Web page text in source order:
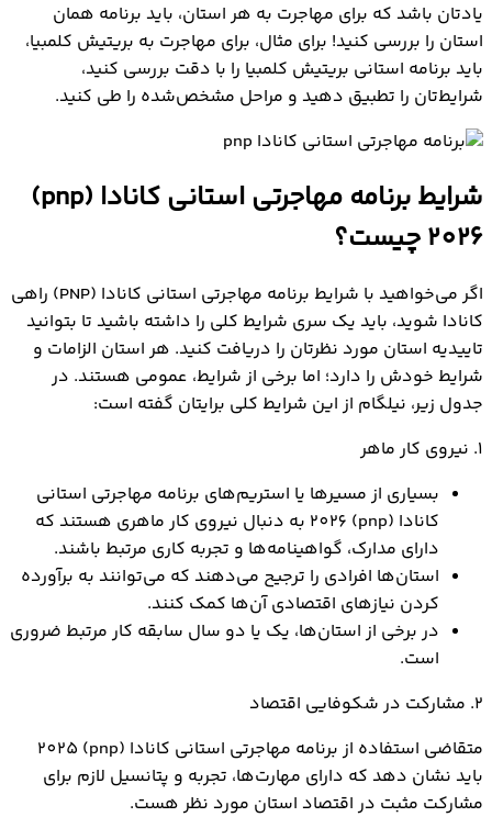
یادتان باشد که برای مهاجرت به هر استان، باید برنامه همان
استان را بررسی کنید! برای مثال، برای مهاجرت به بریتیش کلمبیا،
باید برنامه استانی بریتیش کلمبیا را با دقت بررسی کنید،
شرایط‌تان را تطبیق دهید و مراحل مشخص‌شده را طی کنید.
شرایط برنامه مهاجرتی استانی کانادا (pnp)
2026 چیست؟
اگر می‌خواهید با شرایط برنامه مهاجرتی استانی کانادا (PNP) راهی
کانادا شوید، باید یک سری شرایط کلی را داشته باشید تا بتوانید
تاییدیه استان مورد نظرتان را دریافت کنید. هر استان الزامات و
شرایط خودش را دارد؛ اما برخی از شرایط، عمومی هستند. در
جدول زیر، نیلگام از این شرایط کلی برایتان گفته است:
1. نیروی کار ماهر
بسیاری از مسیرها یا استریم‌های برنامه مهاجرتی استانی
کانادا (pnp) 2026 به دنبال نیروی کار ماهری هستند که
دارای مدارک، گواهینامه‌ها و تجربه کاری مرتبط باشند.
استان‌ها افرادی را ترجیح می‌دهند که می‌توانند به برآورده
کردن نیازهای اقتصادی آن‌ها کمک کنند.
در برخی از استان‌ها، یک یا دو سال سابقه کار مرتبط ضروری
است.
2. مشارکت در شکوفایی اقتصاد
باید نشان دهد که دارای مهارت‌ها، تجربه و پتانسیل لازم برای
مشارکت مثبت در اقتصاد استان مورد نظر هست.